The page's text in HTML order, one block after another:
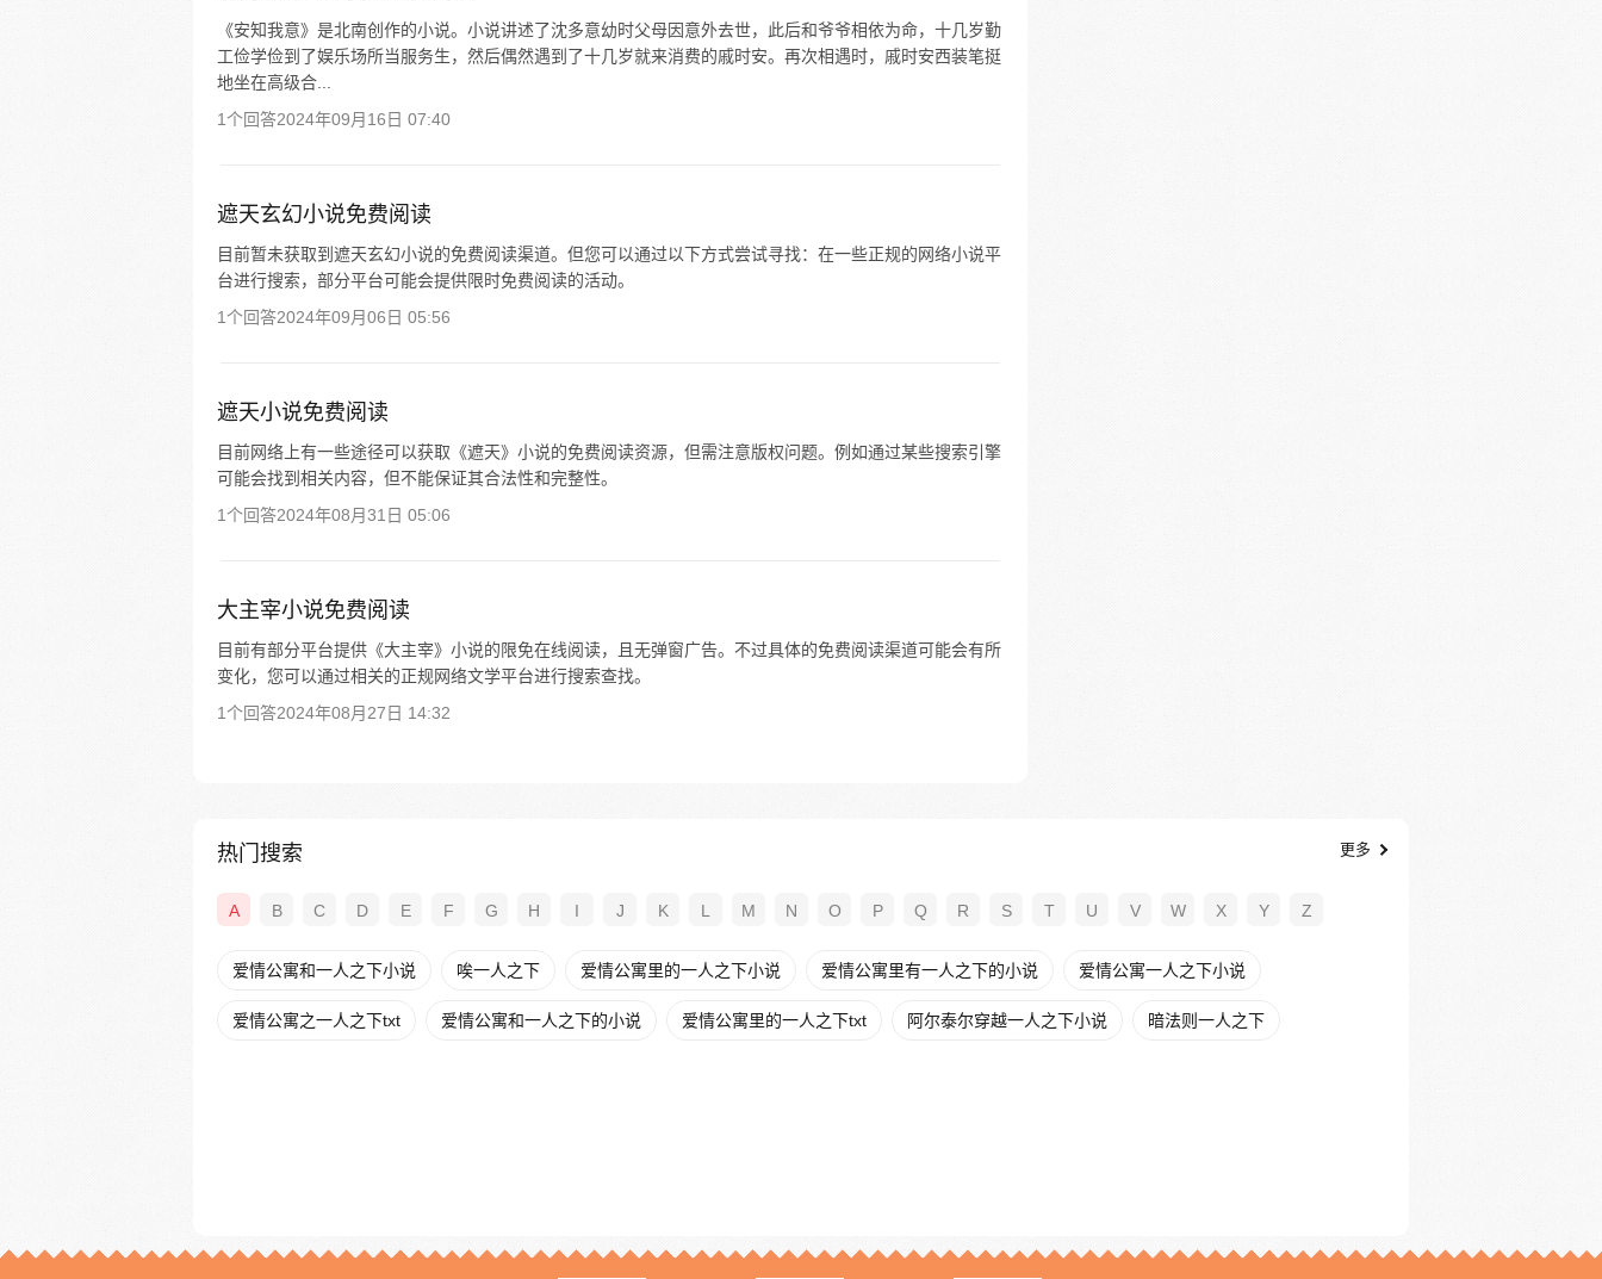
《安知我意》是北南创作的小说。小说讲述了沈多意幼时父母因意外去世，此后和爷爷相依为命，十几岁勤
工俭学俭到了娱乐场所当服务生，然后偶然遇到了十几岁就来消费的戚时安。再次相遇时，戚时安西装笔挺
地坐在高级合...
1个回答2024年09月16日 07:40
遮天玄幻小说免费阅读
目前暂未获取到遮天玄幻小说的免费阅读渠道。但您可以通过以下方式尝试寻找：在一些正规的网络小说平
台进行搜索，部分平台可能会提供限时免费阅读的活动。
1个回答2024年09月06日 05:56
遮天小说免费阅读
目前网络上有一些途径可以获取《遮天》小说的免费阅读资源，但需注意版权问题。例如通过某些搜索引擎
可能会找到相关内容，但不能保证其合法性和完整性。
1个回答2024年08月31日 05:06
大主宰小说免费阅读
目前有部分平台提供《大主宰》小说的限免在线阅读，且无弹窗广告。不过具体的免费阅读渠道可能会有所
变化，您可以通过相关的正规网络文学平台进行搜索查找。
1个回答2024年08月27日 14:32
热门搜索 更多
A B C D E F G H I J K L M N O P Q R S T U V W X Y Z
爱情公寓和一人之下小说 唉一人之下 爱情公寓里的一人之下小说 爱情公寓里有一人之下的小说 爱情公寓一人之下小说
爱情公寓之一人之下txt 爱情公寓和一人之下的小说 爱情公寓里的一人之下txt 阿尔泰尔穿越一人之下小说 暗法则一人之下